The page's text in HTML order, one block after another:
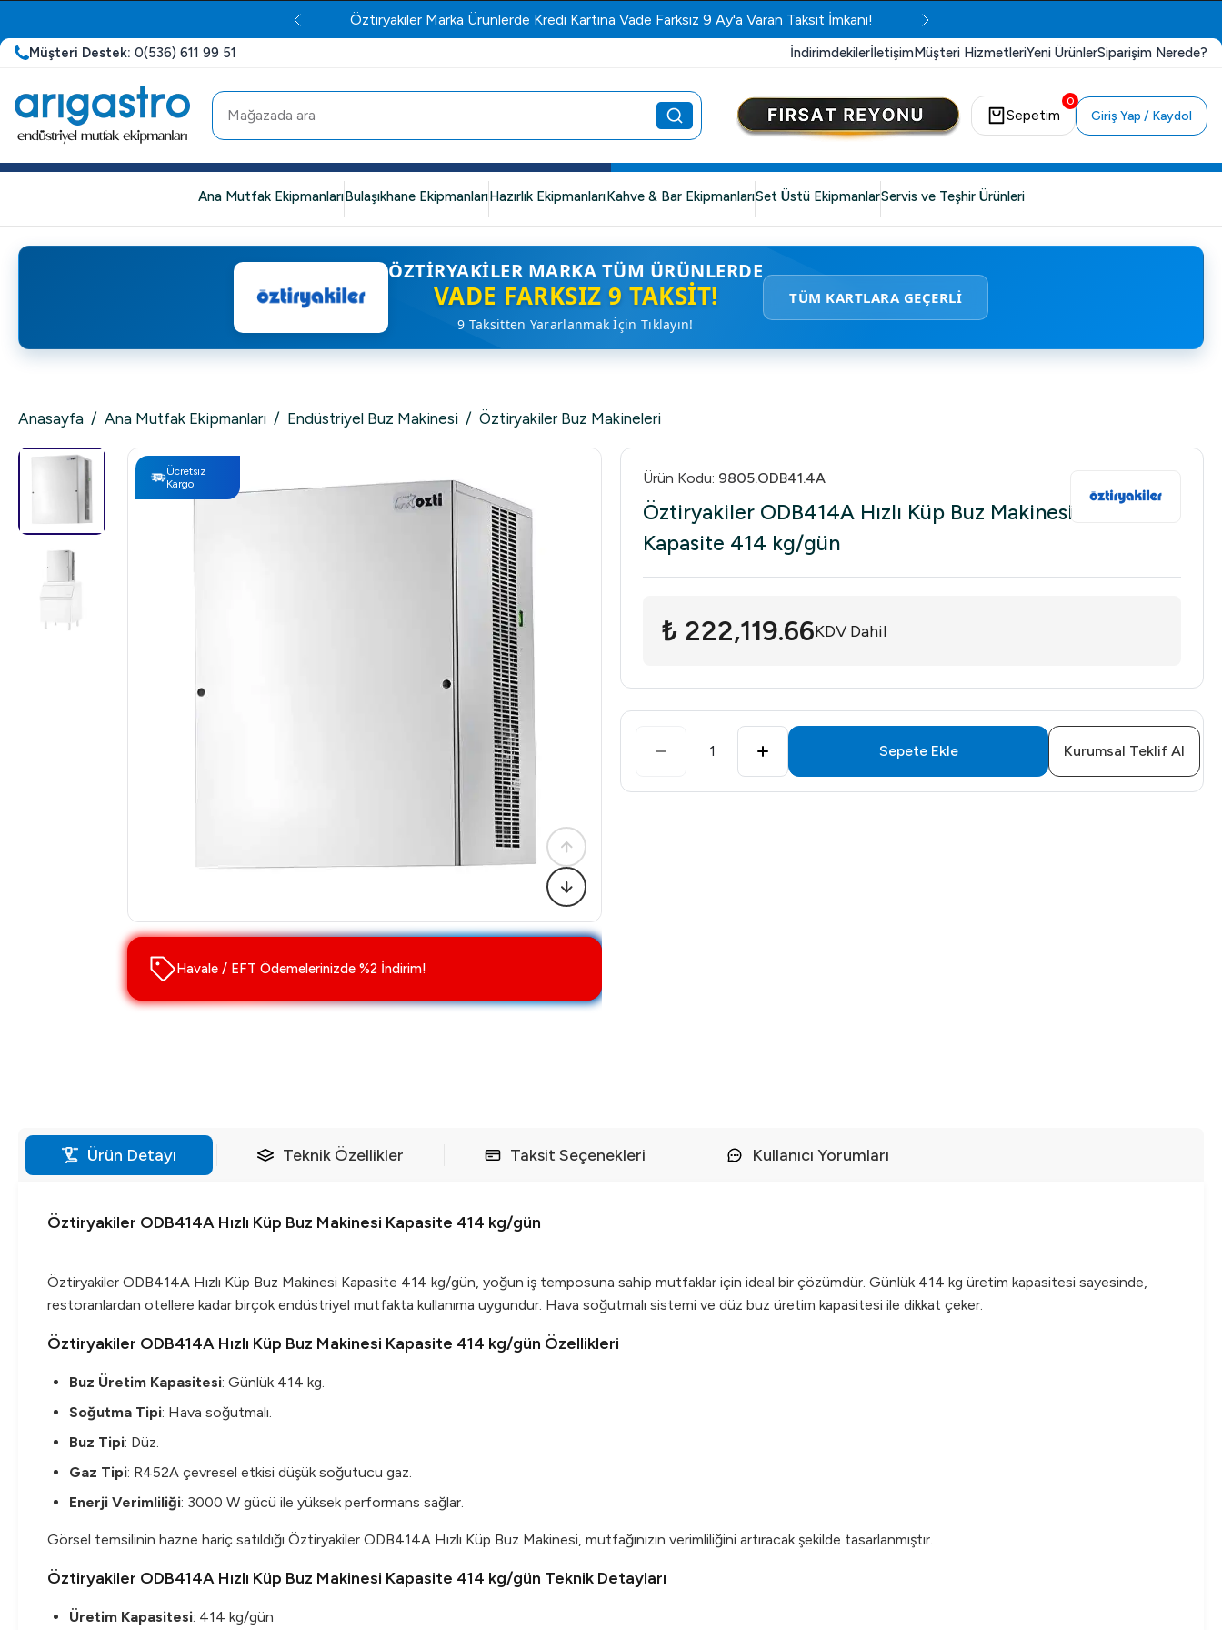
Öztiryakiler Marka Ürünlerde Kredi Kartına Vade Farksız 9 Ay'a Varan Taksit İmkanı!
Müşteri Destek: 0(536) 611 99 51 İndirimdekilerİletişimMüşteri HizmetleriYeni ÜrünlerSiparişim Nerede?
0
Sepetim Giriş Yap / Kaydol
Ana Mutfak EkipmanlarıBulaşıkhane EkipmanlarıHazırlık EkipmanlarıKahve & Bar EkipmanlarıSet Üstü EkipmanlarServis ve Teşhir Ürünleri
ÖZTIRYAKILER MARKA TÜM ÜRÜNLERDE
VADE FARKSIZ 9 TAKSIT!
9 Taksitten Yararlanmak İçin Tıklayın!
TÜM KARTLARA GEÇERLİ
Anasayfa / Ana Mutfak Ekipmanları / Endüstriyel Buz Makinesi / Öztiryakiler Buz Makineleri
Ücretsiz
Kargo
Havale / EFT Ödemelerinizde %2 İndirim!
Ürün Kodu: 9805.ODB41.4A
Öztiryakiler ODB414A Hızlı Küp Buz Makinesi
Kapasite 414 kg/gün
₺ 222,119.66KDV Dahil
1 Sepete Ekle Kurumsal Teklif Al
Ürün Detayı Teknik Özellikler Taksit Seçenekleri Kullanıcı Yorumları
Öztiryakiler ODB414A Hızlı Küp Buz Makinesi Kapasite 414 kg/gün
Öztiryakiler ODB414A Hızlı Küp Buz Makinesi Kapasite 414 kg/gün, yoğun iş temposuna sahip mutfaklar için ideal bir çözümdür. Günlük 414 kg üretim kapasitesi sayesinde,
restoranlardan otellere kadar birçok endüstriyel mutfakta kullanıma uygundur. Hava soğutmalı sistemi ve düz buz üretim kapasitesi ile dikkat çeker.
Öztiryakiler ODB414A Hızlı Küp Buz Makinesi Kapasite 414 kg/gün Özellikleri
Buz Üretim Kapasitesi: Günlük 414 kg.
Soğutma Tipi: Hava soğutmalı.
Buz Tipi: Düz.
Gaz Tipi: R452A çevresel etkisi düşük soğutucu gaz.
Enerji Verimliliği: 3000 W gücü ile yüksek performans sağlar.
Görsel temsilinin hazne hariç satıldığı Öztiryakiler ODB414A Hızlı Küp Buz Makinesi, mutfağınızın verimliliğini artıracak şekilde tasarlanmıştır.
Öztiryakiler ODB414A Hızlı Küp Buz Makinesi Kapasite 414 kg/gün Teknik Detayları
Üretim Kapasitesi: 414 kg/gün